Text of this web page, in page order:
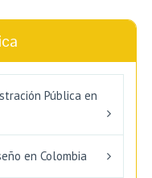
Pública en
en Colombia